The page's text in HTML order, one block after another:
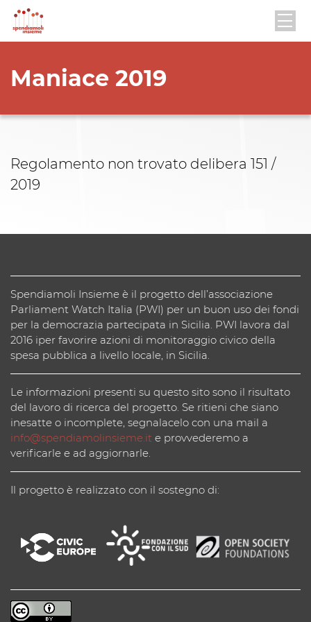
Maniace 2019
Regolamento non trovato delibera 151 /
2019
Spendiamoli Insieme è il progetto dell’associazione
Parliament Watch Italia (PWI) per un buon uso dei fondi
per la democrazia partecipata in Sicilia. PWI lavora dal
2016 iper favorire azioni di monitoraggio civico della
spesa pubblica a livello locale, in Sicilia.
Le informazioni presenti su questo sito sono il risultato
del lavoro di ricerca del progetto. Se ritieni che siano
inesatte o incomplete, segnalacelo con una mail a
info@spendiamolinsieme.it e provvederemo a
verificarle e ad aggiornarle.
Il progetto è realizzato con il sostegno di: